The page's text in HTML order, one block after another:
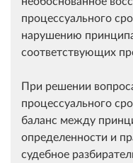
процессуального
нарушению
соответствующих
При решении
процессуального
баланс между
определенности и
судебное